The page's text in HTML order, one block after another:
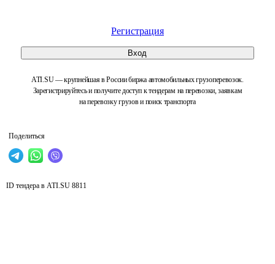
Регистрация
Вход
ATI.SU — крупнейшая в России биржа автомобильных грузоперевозок.
Зарегистрируйтесь и получите доступ к тендерам на перевозки, заявкам
на перевозку грузов и поиск транспорта
Поделиться
ID тендера в ATI.SU 8811